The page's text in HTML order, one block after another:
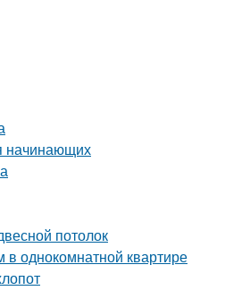
начинающих
потолок
в однокомнатной квартире